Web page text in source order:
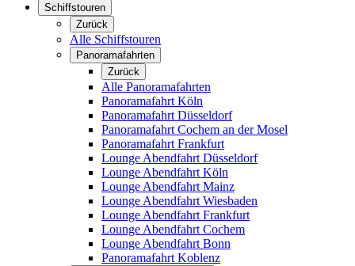
Schiffstouren
Zurück
Alle Schiffstouren
Panoramafahrten
Zurück
Alle Panoramafahrten
Panoramafahrt Köln
Panoramafahrt Düsseldorf
Panoramafahrt Cochem an der Mosel
Panoramafahrt Frankfurt
Lounge Abendfahrt Düsseldorf
Lounge Abendfahrt Köln
Lounge Abendfahrt Mainz
Lounge Abendfahrt Wiesbaden
Lounge Abendfahrt Frankfurt
Lounge Abendfahrt Cochem
Lounge Abendfahrt Bonn
Panoramafahrt Koblenz